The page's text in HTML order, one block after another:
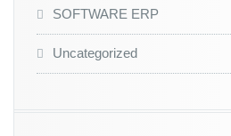
SOFTWARE ERP
Uncategorized